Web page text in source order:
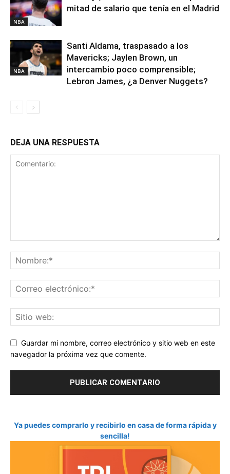
NBA
mitad de salario que tenía en el Madrid
NBA
Santi Aldama, traspasado a los
Mavericks; Jaylen Brown, un
intercambio poco comprensible;
Lebron James, ¿a Denver Nuggets?
DEJA UNA RESPUESTA
Guardar mi nombre, correo electrónico y sitio web en este
navegador la próxima vez que comente.
Ya puedes comprarlo y recibirlo en casa de forma rápida y
sencilla!